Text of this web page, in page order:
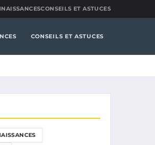
CONSEILS ET ASTUCES
CONSEILS ET ASTUCES